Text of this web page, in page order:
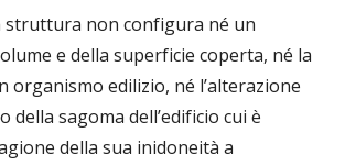
struttura non configura né un
e della superficie coperta, né la
organismo edilizio, né l’alterazione
della sagoma dell’edificio cui è
della sua inidoneità a